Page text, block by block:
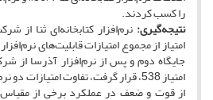
را کسب کردند.
نتیجه‌گیری:
امتیاز از مجموع امتیازات قابلیت‌های
جایگاه دوم و پس از نرم‌افزار آذرسا
امتیاز 538، قرار گرفت، تفاوت
از قوت و ضعف در عملکرد برخی از